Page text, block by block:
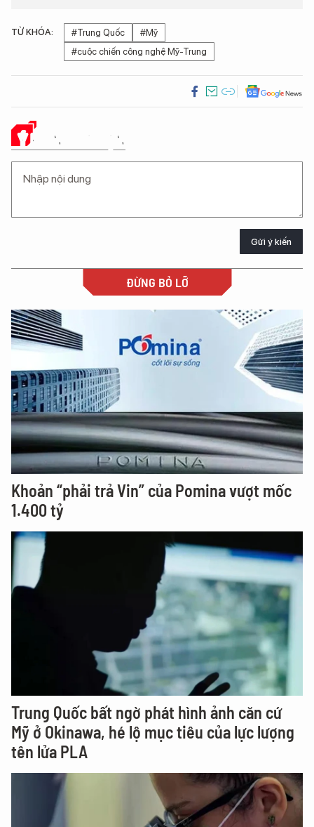
TỪ KHÓA: #Trung Quốc
#Mỹ
#cuộc chiến công nghệ Mỹ-Trung
Ý KIẾN CỦA BẠN
Gửi ý kiến
ĐỪNG BỎ LỠ
Khoản “phải trả Vin” của Pomina vượt mốc
1.400 tỷ
Trung Quốc bất ngờ phát hình ảnh căn cứ
Mỹ ở Okinawa, hé lộ mục tiêu của lực lượng
tên lửa PLA